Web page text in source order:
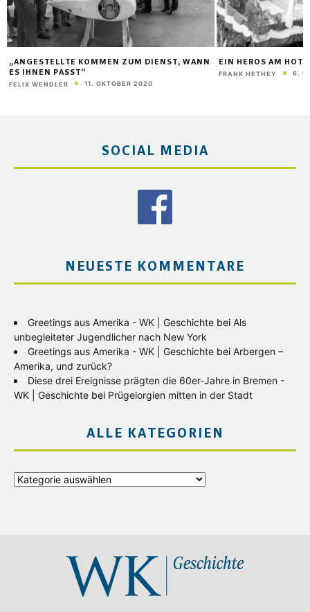
„ANGESTELLTE KOMMEN ZUM DIENST, WANN
ES IHNEN PASST“
FELIX WENDLER 11. OKTOBER 2020
EIN HEROS AM
FRANK HETHEY 6.
SOCIAL MEDIA
NEUESTE KOMMENTARE
Greetings aus Amerika - WK | Geschichte bei Als
unbegleiteter Jugendlicher nach New York
Greetings aus Amerika - WK | Geschichte bei Arbergen –
Amerika, und zurück?
Diese drei Ereignisse prägten die 60er-Jahre in Bremen -
WK | Geschichte bei Prügelorgien mitten in der Stadt
ALLE KATEGORIEN
Alle